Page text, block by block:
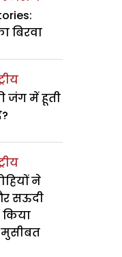
बिरवा
जंग में हूती
ने
सऊदी
मुसीबत